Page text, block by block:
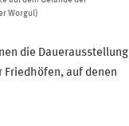
Worgul)
die Dauerausstellung
auf denen